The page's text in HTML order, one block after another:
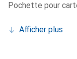
Pochette pour
Afficher plus